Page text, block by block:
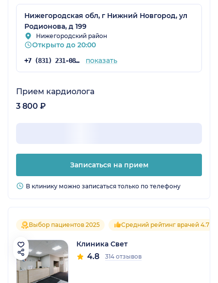
Нижегородская обл, г Нижний Новгород, ул
Родионова, д 199
Нижегородский район
Открыто до 20:00
+7 (831) 231-08-16 показать
Прием кардиолога
3 800 ₽
Записаться на прием
В клинику можно записаться только по телефону
Выбор пациентов 2025 Средний рейтинг врачей 4.7
Клиника Свет
4.8 314 отзывов